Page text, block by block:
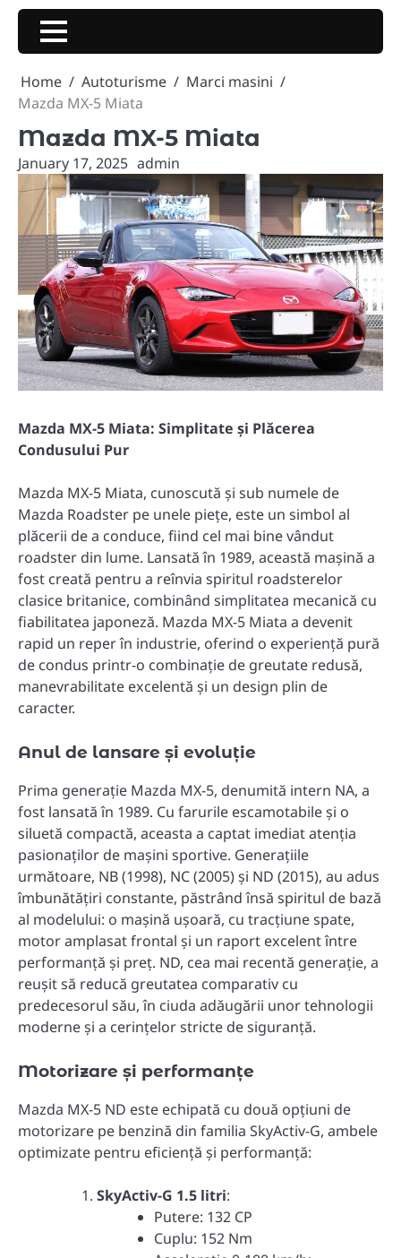
Skip
content
Home
Autoturisme
Marci masini
Mazda MX-5 Miata
Mazda MX-5 Miata
January 17, 2025 admin
Mazda MX-5 Miata: Simplitate și Plăcerea
Condusului Pur
Mazda MX-5 Miata, cunoscută și sub numele de
Mazda Roadster pe unele piețe, este un simbol al
plăcerii de a conduce, fiind cel mai bine vândut
roadster din lume. Lansată în 1989, această mașină a
fost creată pentru a reînvia spiritul roadsterelor
clasice britanice, combinând simplitatea mecanică cu
fiabilitatea japoneză. Mazda MX-5 Miata a devenit
rapid un reper în industrie, oferind o experiență pură
de condus printr-o combinație de greutate redusă,
manevrabilitate excelentă și un design plin de
caracter.
Anul de lansare și evoluție
Prima generație Mazda MX-5, denumită intern NA, a
fost lansată în 1989. Cu farurile escamotabile și o
siluetă compactă, aceasta a captat imediat atenția
pasionaților de mașini sportive. Generațiile
următoare, NB (1998), NC (2005) și ND (2015), au adus
îmbunătățiri constante, păstrând însă spiritul de bază
al modelului: o mașină ușoară, cu tracțiune spate,
motor amplasat frontal și un raport excelent între
performanță și preț. ND, cea mai recentă generație, a
reușit să reducă greutatea comparativ cu
predecesorul său, în ciuda adăugării unor tehnologii
moderne și a cerințelor stricte de siguranță.
Motorizare și performanțe
Mazda MX-5 ND este echipată cu două opțiuni de
motorizare pe benzină din familia SkyActiv-G, ambele
optimizate pentru eficiență și performanță:
SkyActiv-G 1.5 litri:
Putere: 132 CP
Cuplu: 152 Nm